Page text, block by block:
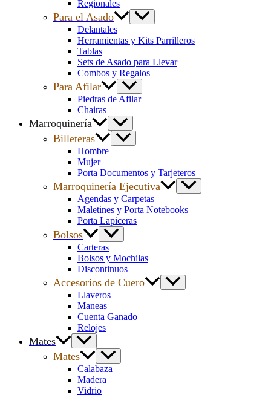
Regionales
Para el Asado
Delantales
Herramientas y Kits Parrilleros
Tablas
Sets de Asado para Llevar
Combos y Regalos
Para Afilar
Piedras de Afilar
Chairas
Marroquinería
Billeteras
Hombre
Mujer
Porta Documentos y Tarjeteros
Marroquinería Ejecutiva
Agendas y Carpetas
Maletines y Porta Notebooks
Porta Lapiceras
Bolsos
Carteras
Bolsos y Mochilas
Discontinuos
Accesorios de Cuero
Llaveros
Maneas
Cuenta Ganado
Relojes
Mates
Mates
Calabaza
Madera
Vidrio